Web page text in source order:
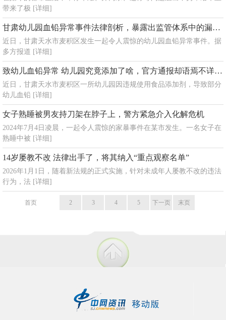
带来了极 [详细]
甘肃幼儿园血铅异常事件法律剖析，暴露出监管体系中的漏洞和责任缺失
近日，甘肃天水市麦积区发生一起令人震惊的幼儿园血铅异常事件。据
多方报道 [详细]
致幼儿血铅异常 幼儿园究竟添加了啥，官方通报却语焉不详加剧对事件真相的质疑
近日，甘肃天水市麦积区一所幼儿园因违规使用食品添加剂，导致部分
幼儿血铅 [详细]
女子熟睡被男友持刀架在脖子上，警方紧急介入化解危机
2024年7月4日凌晨，一起令人震惊的家暴事件在某市发生。一名女子在
熟睡中被 [详细]
14岁屡教不改 法律出手了，将其纳入“重点观察名单”
2026年1月1日，随着新法规的正式实施，针对未成年人屡教不改的违法
行为，法 [详细]
首页 2 3 4 5 下一页 末页